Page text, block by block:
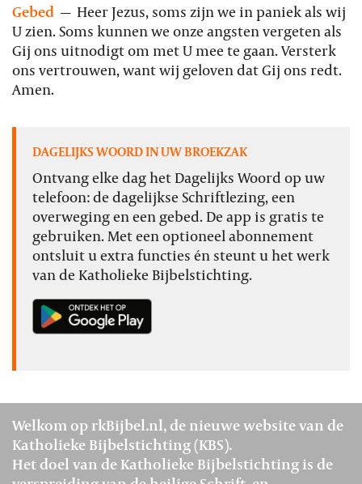
Gebed — Heer Jezus, soms zijn we in paniek als wij
U zien. Soms kunnen we onze angsten vergeten als
Gij ons uitnodigt om met U mee te gaan. Versterk
ons vertrouwen, want wij geloven dat Gij ons redt.
Amen.
DAGELIJKS WOORD IN UW BROEKZAK
Ontvang elke dag het Dagelijks Woord op uw
telefoon: de dagelijkse Schriftlezing, een
overweging en een gebed. De app is gratis te
gebruiken. Met een optioneel abonnement
ontsluit u extra functies én steunt u het werk
van de Katholieke Bijbelstichting.
Welkom op rkBijbel.nl, de nieuwe website van de
Katholieke Bijbelstichting (KBS).
Het doel van de Katholieke Bijbelstichting is de